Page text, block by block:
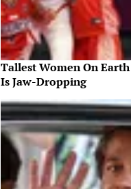
Tallest Women On
Is Jaw-Dropping